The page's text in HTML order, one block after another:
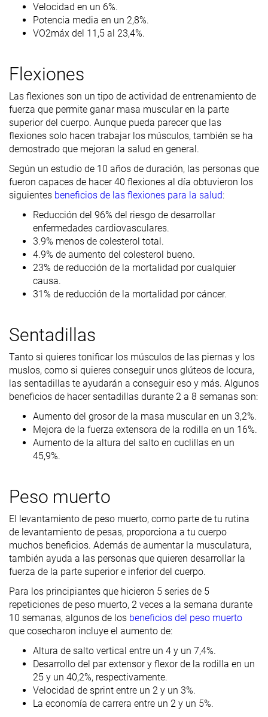
Velocidad en un 6%.
Potencia media en un 2,8%.
VO2máx del 11,5 al 23,4%.
Flexiones
Las flexiones son un tipo de actividad de entrenamiento de
fuerza que permite ganar masa muscular en la parte
superior del cuerpo. Aunque pueda parecer que las
flexiones solo hacen trabajar los músculos, también se ha
demostrado que mejoran la salud en general.
Según un estudio de 10 años de duración, las personas que
fueron capaces de hacer 40 flexiones al día obtuvieron los
siguientes beneficios de las flexiones para la salud:
Reducción del 96% del riesgo de desarrollar
enfermedades cardiovasculares.
3.9% menos de colesterol total.
4.9% de aumento del colesterol bueno.
23% de reducción de la mortalidad por cualquier
causa.
31% de reducción de la mortalidad por cáncer.
Sentadillas
Tanto si quieres tonificar los músculos de las piernas y los
muslos, como si quieres conseguir unos glúteos de locura,
las sentadillas te ayudarán a conseguir eso y más. Algunos
beneficios de hacer sentadillas durante 2 a 8 semanas son:
Aumento del grosor de la masa muscular en un 3,2%.
Mejora de la fuerza extensora de la rodilla en un 16%.
Aumento de la altura del salto en cuclillas en un
45,9%.
Peso muerto
El levantamiento de peso muerto, como parte de tu rutina
de levantamiento de pesas, proporciona a tu cuerpo
muchos beneficios. Además de aumentar la musculatura,
también ayuda a las personas que quieren desarrollar la
fuerza de la parte superior e inferior del cuerpo.
Para los principiantes que hicieron 5 series de 5
repeticiones de peso muerto, 2 veces a la semana durante
10 semanas, algunos de los beneficios del peso muerto
que cosecharon incluye el aumento de:
Altura de salto vertical entre un 4 y un 7,4%.
Desarrollo del par extensor y flexor de la rodilla en un
25 y un 40,2%, respectivamente.
Velocidad de sprint entre un 2 y un 3%.
La economía de carrera entre un 2 y un 5%.